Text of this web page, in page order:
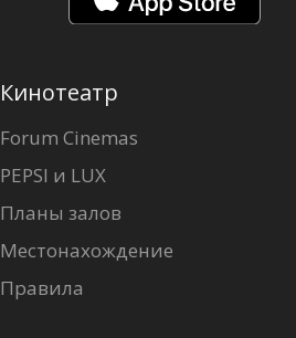
Кинотеатр
Forum Cinemas
PEPSI и LUX
Планы залов
Местонахождение
Правила